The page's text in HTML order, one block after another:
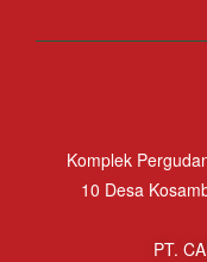
Komplek
10 Desa
PT.